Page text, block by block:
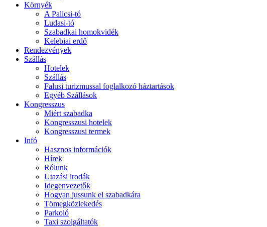
Környék
A Palicsi-tó
Ludasi-tó
Szabadkai homokvidék
Kelebiai erdő
Rendezvények
Szállás
Hotelek
Szállás
Falusi turizmussal foglalkozó háztartások
Egyéb Szállások
Kongresszus
Miért szabadka
Kongresszusi hotelek
Kongresszusi termek
Infó
Hasznos információk
Hírek
Rólunk
Utazási irodák
Idegenvezetők
Hogyan jussunk el szabadkára
Tömegközlekedés
Parkoló
Taxi szolgáltatók